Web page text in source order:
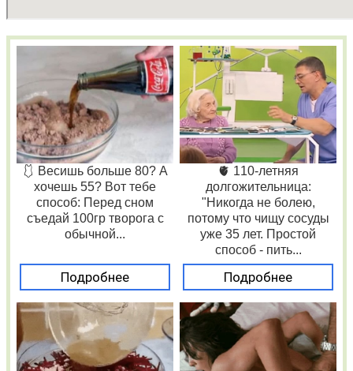
🩱 Весишь больше 80? А
хочешь 55? Вот тебе
способ: Перед сном
съедай 100гр творога с
обычной...
Подробнее
🫀 110-летняя
долгожительница:
"Никогда не болею,
потому что чищу сосуды
уже 35 лет. Простой
способ - пить...
Подробнее